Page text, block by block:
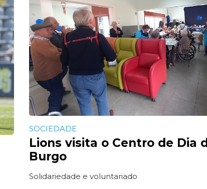
SOCIEDADE
Lions visita o Centro de Dia
Burgo
Solidariedade e voluntariado